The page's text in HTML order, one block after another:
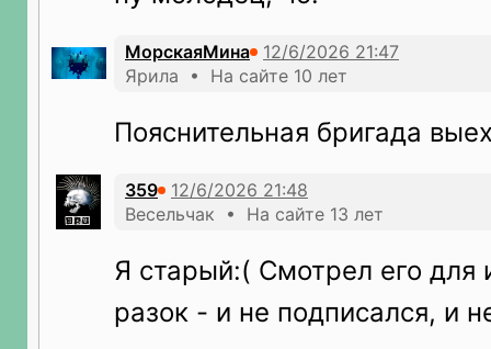
МорскаяМина
Ярила • На сайте 10 лет
Пояснительная бригада
359
Весельчак • На сайте 13 лет
Я старый:( Смотрел его для
разок - и не подписался, и